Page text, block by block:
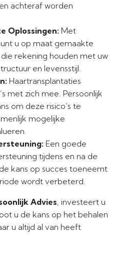
achteraf worden
Oplossingen: Met
u op maat gemaakte
rekening houden met uw
en levensstijl.
Haartransplantaties
met zich mee. Persoonlijk
om deze risico’s te
mogelijke
Een goede
tijdens en na de
kans op succes toeneemt
wordt verbeterd.
Advies, investeert u
u de kans op het behalen
u altijd al van heeft